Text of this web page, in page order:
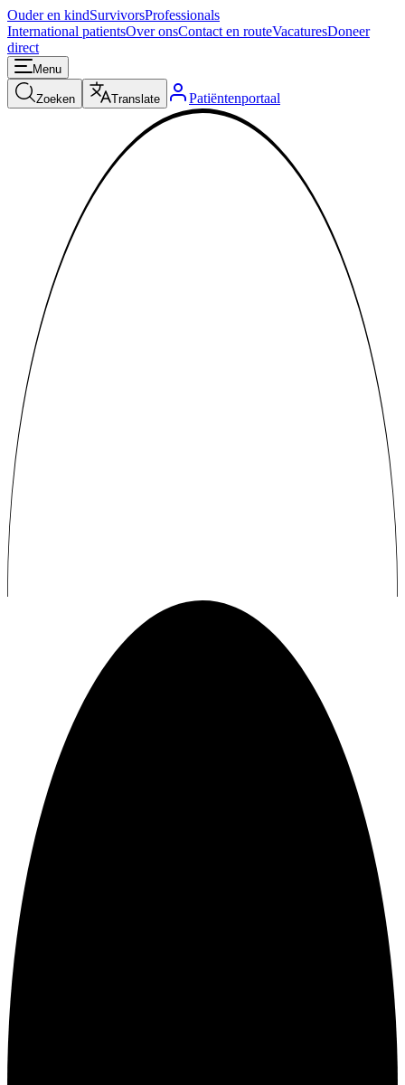
Ouder en kindSurvivorsProfessionals
International patientsOver onsContact en routeVacaturesDoneer
direct
Menu
Zoeken Translate Patiëntenportaal